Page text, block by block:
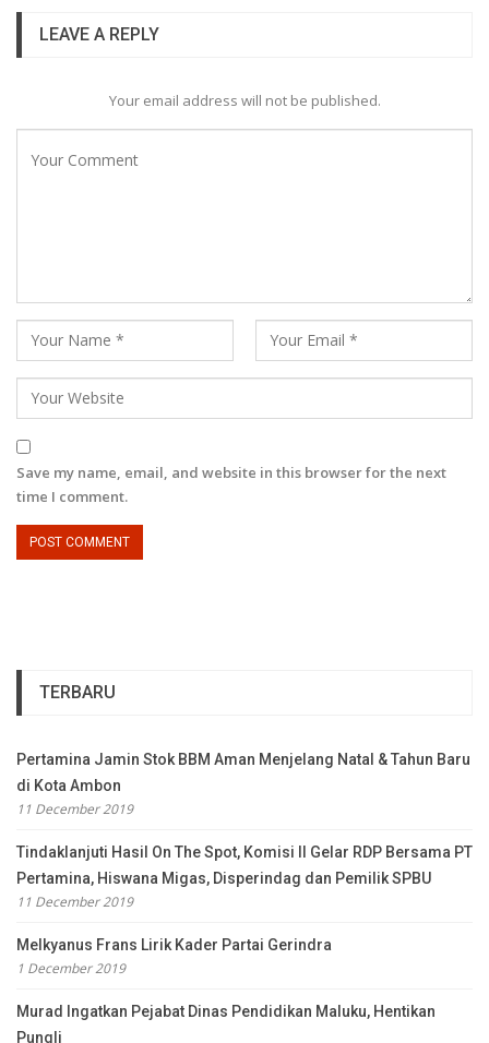
LEAVE A REPLY
Your email address will not be published.
Save my name, email, and website in this browser for the next
time I comment.
TERBARU
Pertamina Jamin Stok BBM Aman Menjelang Natal & Tahun Baru
di Kota Ambon
11 December 2019
Tindaklanjuti Hasil On The Spot, Komisi II Gelar RDP Bersama PT
Pertamina, Hiswana Migas, Disperindag dan Pemilik SPBU
11 December 2019
Melkyanus Frans Lirik Kader Partai Gerindra
1 December 2019
Murad Ingatkan Pejabat Dinas Pendidikan Maluku, Hentikan
Pungli